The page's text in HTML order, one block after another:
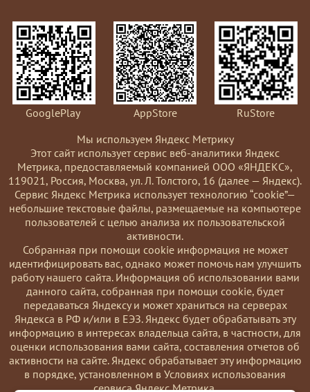
GooglePlay AppStore
RuStore
Мы используем Яндекс Метрику
Этот сайт использует сервис веб-аналитики Яндекс
Метрика, предоставляемый компанией ООО «ЯНДЕКС»,
119021, Россия, Москва, ул. Л. Толстого, 16 (далее — Яндекс).
Сервис Яндекс Метрика использует технологию “cookie”—
небольшие текстовые файлы, размещаемые на компьютере
пользователей с целью анализа их пользовательской
активности.
Coбранная при помощи cookie информация не может
идентифицировать вас, однако может помочь нам улучшить
работу нашего сайта. Информация об использовании вами
данного сайта, собранная при помощи cookie, будет
передаваться Яндексу и может храниться на серверах
Яндекса в РФ и/или в ЕЭЗ. Яндекс будет обрабатывать эту
информацию в интересах владельца сайта, в частности, для
оценки использования вами сайта, составления отчетов об
активности на сайте. Яндекс обрабатывает эту информацию
в порядке, установленном в Условиях использования
сервиса Яндекс Метрика.